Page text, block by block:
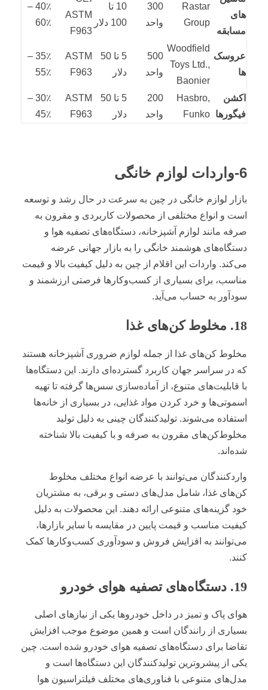
های
مسابقه
Rastar
Group
300
واحد
10 تا
100 دلار
ASTM
F963
40٪ –
60٪
عروسک
ها
Woodfield
Toys Ltd.,
Baonier
500
واحد
5 تا 50
دلار
ASTM
F963
35٪ –
55٪
اکشن
فیگورها
Hasbro,
Funko
200
واحد
5 تا 50
دلار
ASTM
F963
30٪ –
45٪
6-واردات لوازم خانگی
بازار لوازم خانگی در چین به سرعت در حال رشد و توسعه
است و انواع مختلفی از محصولات کاربردی و مقرون به
صرفه مانند لوازم آشپزخانه، دستگاه‌های تصفیه هوا و
دستگاه‌های هوشمند خانگی را به بازار جهانی عرضه
می‌کند. واردات این اقلام از چین به دلیل کیفیت بالا و قیمت
مناسب، برای بسیاری از کسب‌وکارها فرصتی ارزشمند و
سودآور به حساب می‌آید.
18. مخلوط کن‌های غذا
مخلوط کن‌های غذا از جمله لوازم ضروری آشپزخانه هستند
که در سراسر جهان کاربرد گسترده‌ای دارند. این دستگاه‌ها
با قابلیت‌های متنوع، از آماده‌سازی سس‌ها گرفته تا تهیه
اسموتی‌ها و خرد کردن مواد غذایی، در بسیاری از خانه‌ها
استفاده می‌شوند. تولیدکنندگان چینی به دلیل تولید
مخلوط‌کن‌های مقرون به صرفه و با کیفیت بالا شناخته
شده‌اند.
واردکنندگان می‌توانند با عرضه انواع مختلف مخلوط
کن‌های غذا، شامل مدل‌های دستی و برقی، به مشتریان
خود گزینه‌های متنوعی ارائه دهند. این محصولات به دلیل
کیفیت مناسب و قیمت پایین در مقایسه با سایر بازارها،
می‌توانند به افزایش فروش و سودآوری کسب‌وکارها کمک
کنند.
19. دستگاه‌های تصفیه هوای خودرو
هوای پاک و تمیز در داخل خودروها یکی از نیازهای اصلی
بسیاری از رانندگان است و همین موضوع موجب افزایش
تقاضا برای دستگاه‌های تصفیه هوای خودرو شده است. چین
یکی از پیشروترین تولیدکنندگان این دستگاه‌ها است و
مدل‌های متنوعی با فناوری‌های مختلف فیلتراسیون هوا